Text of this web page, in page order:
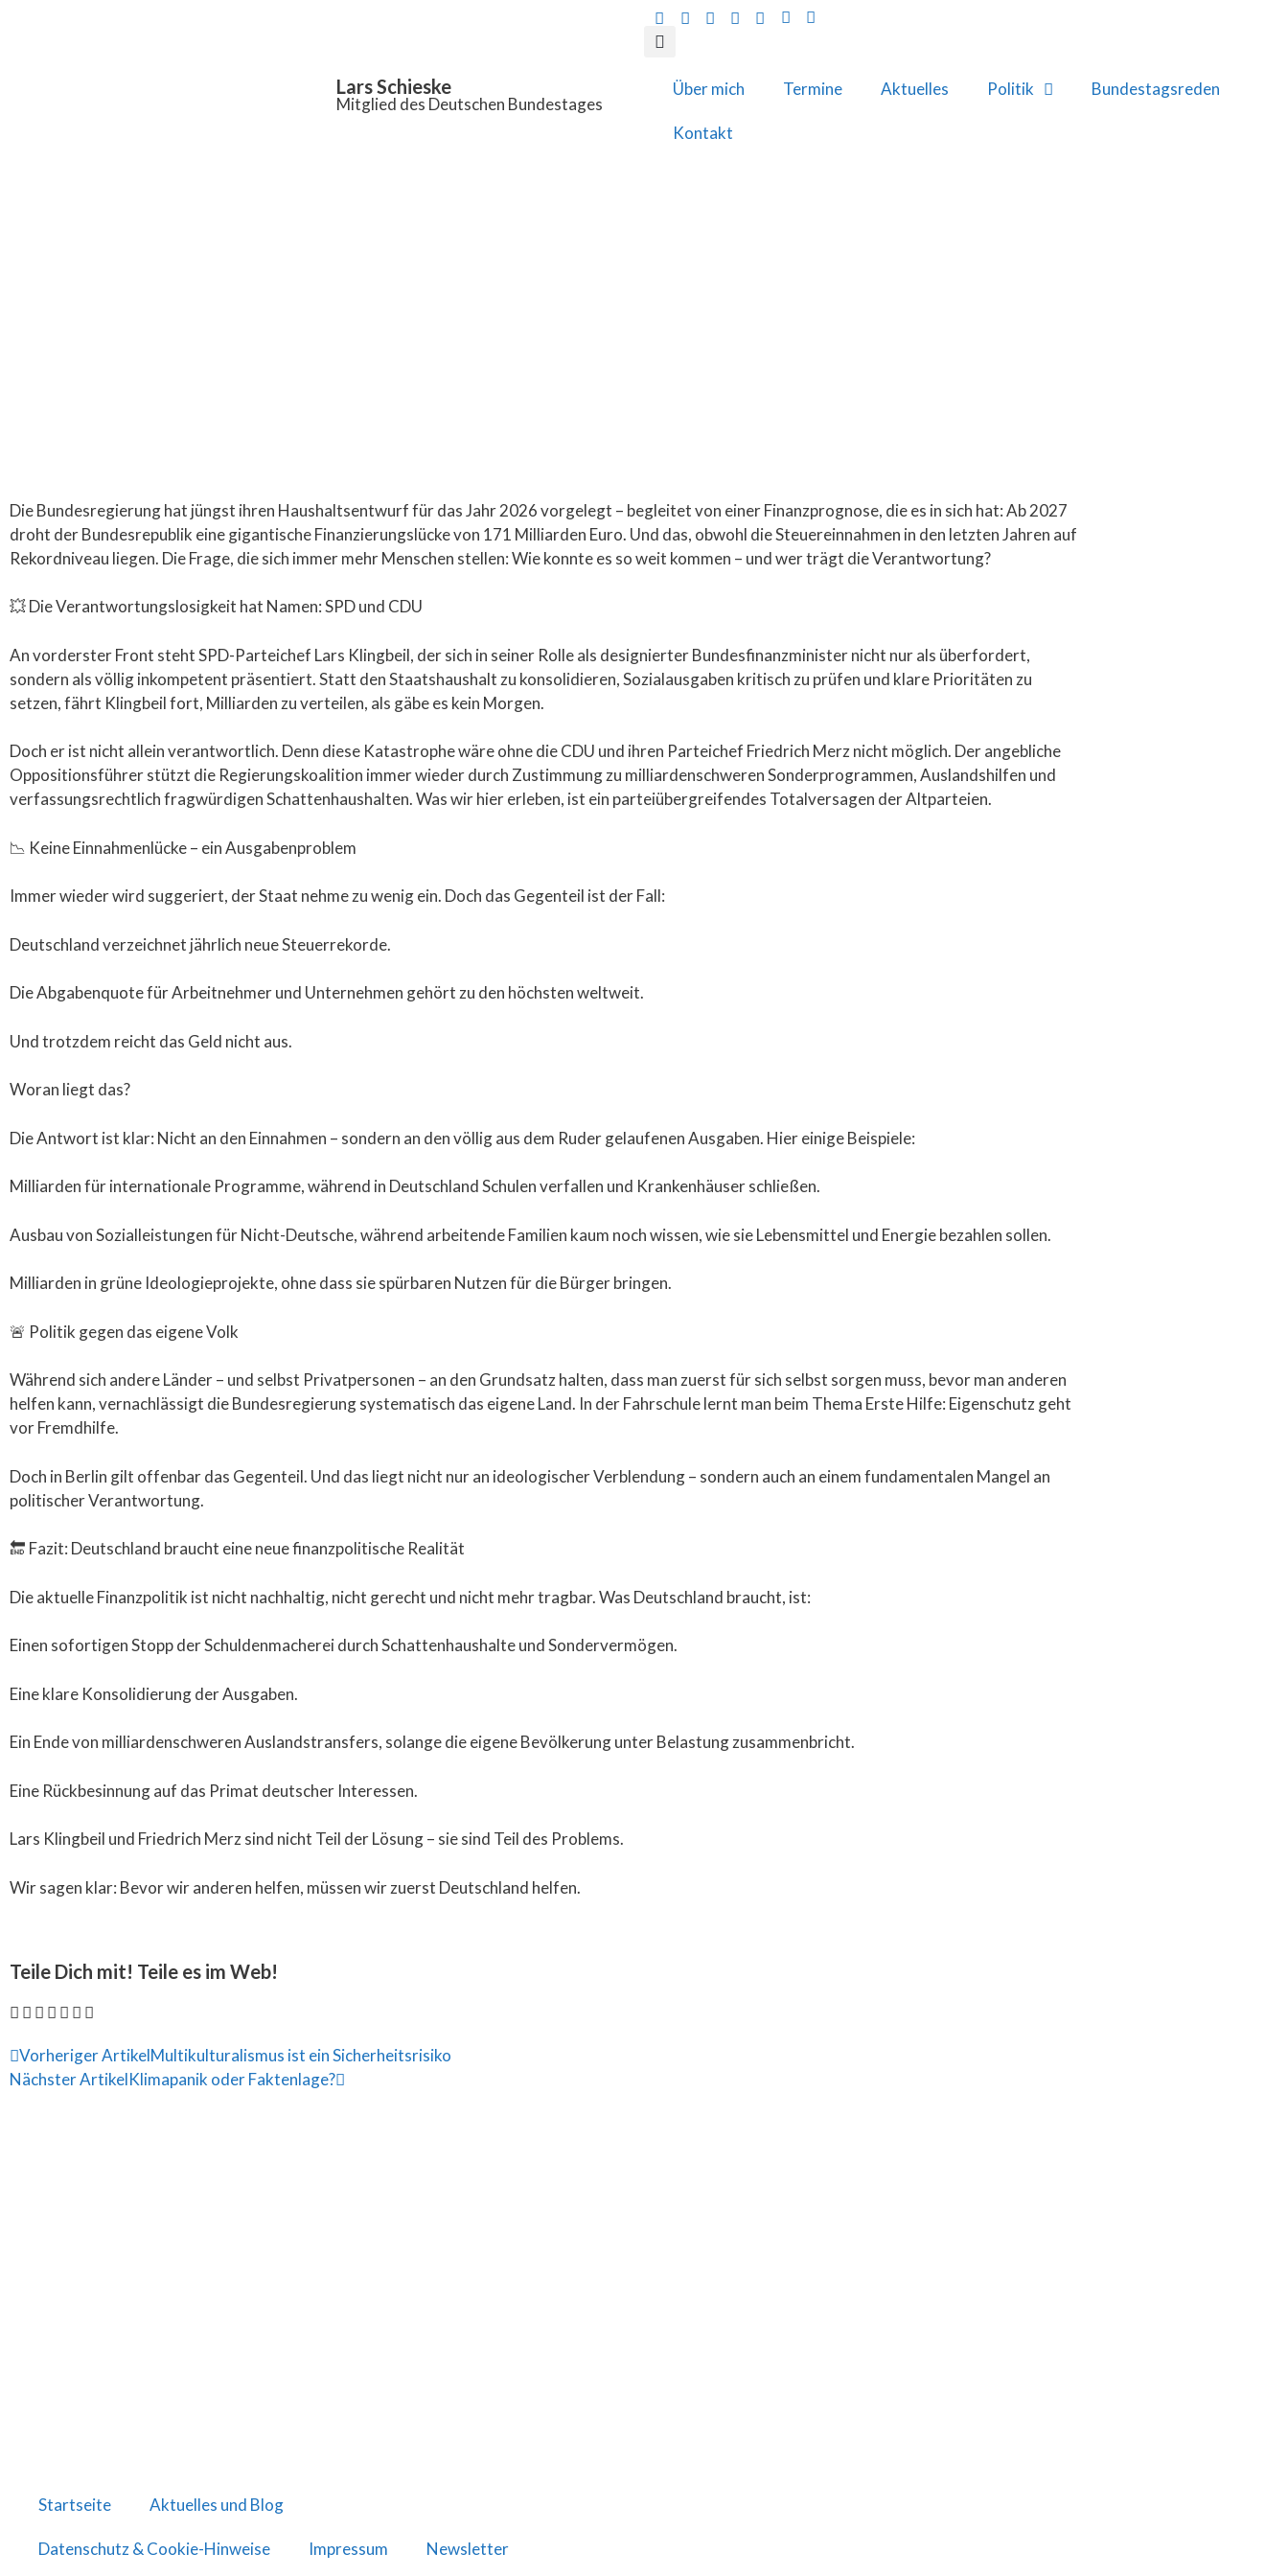
Lars Schieske
Mitglied des Deutschen Bundestages
Über mich Termine Aktuelles Politik Bundestagsreden
Kontakt
Die Bundesregierung hat jüngst ihren Haushaltsentwurf für das Jahr 2026 vorgelegt – begleitet von einer Finanzprognose, die es in sich hat: Ab 2027
droht der Bundesrepublik eine gigantische Finanzierungslücke von 171 Milliarden Euro. Und das, obwohl die Steuereinnahmen in den letzten Jahren auf
Rekordniveau liegen. Die Frage, die sich immer mehr Menschen stellen: Wie konnte es so weit kommen – und wer trägt die Verantwortung?
💥 Die Verantwortungslosigkeit hat Namen: SPD und CDU
An vorderster Front steht SPD-Parteichef Lars Klingbeil, der sich in seiner Rolle als designierter Bundesfinanzminister nicht nur als überfordert,
sondern als völlig inkompetent präsentiert. Statt den Staatshaushalt zu konsolidieren, Sozialausgaben kritisch zu prüfen und klare Prioritäten zu
setzen, fährt Klingbeil fort, Milliarden zu verteilen, als gäbe es kein Morgen.
Doch er ist nicht allein verantwortlich. Denn diese Katastrophe wäre ohne die CDU und ihren Parteichef Friedrich Merz nicht möglich. Der angebliche
Oppositionsführer stützt die Regierungskoalition immer wieder durch Zustimmung zu milliardenschweren Sonderprogrammen, Auslandshilfen und
verfassungsrechtlich fragwürdigen Schattenhaushalten. Was wir hier erleben, ist ein parteiübergreifendes Totalversagen der Altparteien.
📉 Keine Einnahmenlücke – ein Ausgabenproblem
Immer wieder wird suggeriert, der Staat nehme zu wenig ein. Doch das Gegenteil ist der Fall:
Deutschland verzeichnet jährlich neue Steuerrekorde.
Die Abgabenquote für Arbeitnehmer und Unternehmen gehört zu den höchsten weltweit.
Und trotzdem reicht das Geld nicht aus.
Woran liegt das?
Die Antwort ist klar: Nicht an den Einnahmen – sondern an den völlig aus dem Ruder gelaufenen Ausgaben. Hier einige Beispiele:
Milliarden für internationale Programme, während in Deutschland Schulen verfallen und Krankenhäuser schließen.
Ausbau von Sozialleistungen für Nicht-Deutsche, während arbeitende Familien kaum noch wissen, wie sie Lebensmittel und Energie bezahlen sollen.
Milliarden in grüne Ideologieprojekte, ohne dass sie spürbaren Nutzen für die Bürger bringen.
🚨 Politik gegen das eigene Volk
Während sich andere Länder – und selbst Privatpersonen – an den Grundsatz halten, dass man zuerst für sich selbst sorgen muss, bevor man anderen
helfen kann, vernachlässigt die Bundesregierung systematisch das eigene Land. In der Fahrschule lernt man beim Thema Erste Hilfe: Eigenschutz geht
vor Fremdhilfe.
Doch in Berlin gilt offenbar das Gegenteil. Und das liegt nicht nur an ideologischer Verblendung – sondern auch an einem fundamentalen Mangel an
politischer Verantwortung.
🔚 Fazit: Deutschland braucht eine neue finanzpolitische Realität
Die aktuelle Finanzpolitik ist nicht nachhaltig, nicht gerecht und nicht mehr tragbar. Was Deutschland braucht, ist:
Einen sofortigen Stopp der Schuldenmacherei durch Schattenhaushalte und Sondervermögen.
Eine klare Konsolidierung der Ausgaben.
Ein Ende von milliardenschweren Auslandstransfers, solange die eigene Bevölkerung unter Belastung zusammenbricht.
Eine Rückbesinnung auf das Primat deutscher Interessen.
Lars Klingbeil und Friedrich Merz sind nicht Teil der Lösung – sie sind Teil des Problems.
Wir sagen klar: Bevor wir anderen helfen, müssen wir zuerst Deutschland helfen.
Teile Dich mit! Teile es im Web!
Vorheriger ArtikelMultikulturalismus ist ein Sicherheitsrisiko
Nächster ArtikelKlimapanik oder Faktenlage?
Startseite Aktuelles und Blog
Datenschutz & Cookie-Hinweise Impressum Newsletter